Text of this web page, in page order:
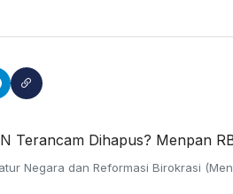
Negara dan Reformasi Birokrasi